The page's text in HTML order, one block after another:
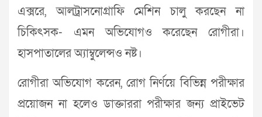
এক্সরে, আলট্রাসনোগ্রাফি মেশিন চালু করছেন না
চিকিৎসক- এমন অভিযোগও করেছেন রোগীরা।
হাসপাতালের অ্যাম্বুলেন্সও নষ্ট।
রোগীরা অভিযোগ করেন, রোগ নির্ণয়ে বিভিন্ন পরীক্ষার
প্রয়োজন না হলেও ডাক্তাররা পরীক্ষার জন্য প্রাইভেট